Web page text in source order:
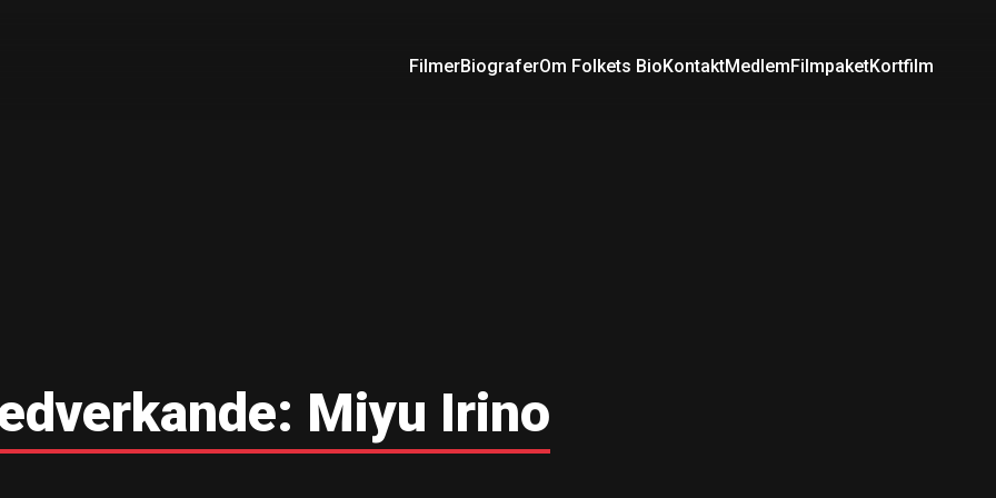
FilmerBiograferOm Folkets BioKontaktMedlemFilmpaketKortfilm
Miyu Irino